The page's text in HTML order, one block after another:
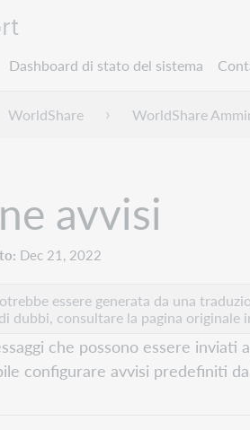
Dashboard di stato del sistema
la gerarchia globale
WorldShare WorldShare
avvisi
Dec 21, 2022
essere generata da una
dubbi, consultare la pagina originale
che possono essere
configurare avvisi predefiniti